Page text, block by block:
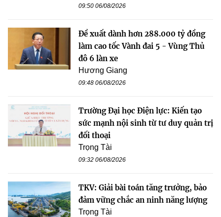
09:50 06/08/2026
Đề xuất dành hơn 288.000 tỷ đồng
làm cao tốc Vành đai 5 - Vùng Thủ
đô 6 làn xe
Hương Giang
09:48 06/08/2026
Trường Đại học Điện lực: Kiến tạo
sức mạnh nội sinh từ tư duy quản trị
đối thoại
Trọng Tài
09:32 06/08/2026
TKV: Giải bài toán tăng trưởng, bảo
đảm vững chắc an ninh năng lượng
Trọng Tài